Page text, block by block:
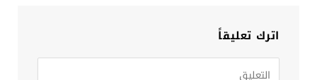
اترك تعليقاً